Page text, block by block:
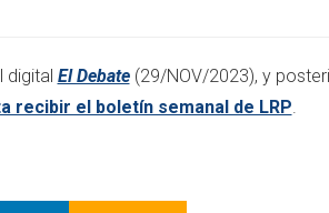
digital El Debate(29/NOV/2023), y
recibir el boletín semanal de LRP.​